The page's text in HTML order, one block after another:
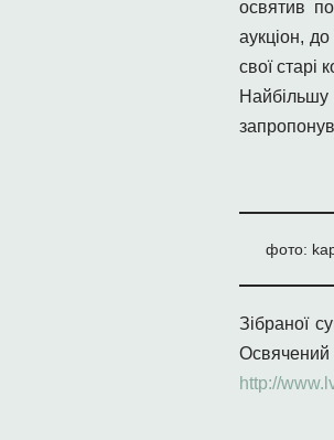
освятив
аукціон,
свої старі
фото:
Зібраної
Освячений
http://